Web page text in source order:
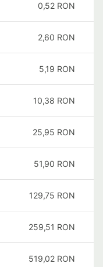
0,52 RON
2,60 RON
5,19 RON
10,38 RON
25,95 RON
51,90 RON
129,75 RON
259,51 RON
519,02 RON